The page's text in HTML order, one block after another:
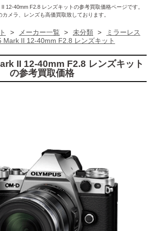
12-40mm F2.8 レンズキットの参考買取価格ページです。
カメラ、レンズも高価買取致しております。
> メーカー一覧 > 未分類 >
ミラーレス
Mark II 12-40mm F2.8 レンズキット
II 12-40mm F2.8 レンズキット
の参考買取価格